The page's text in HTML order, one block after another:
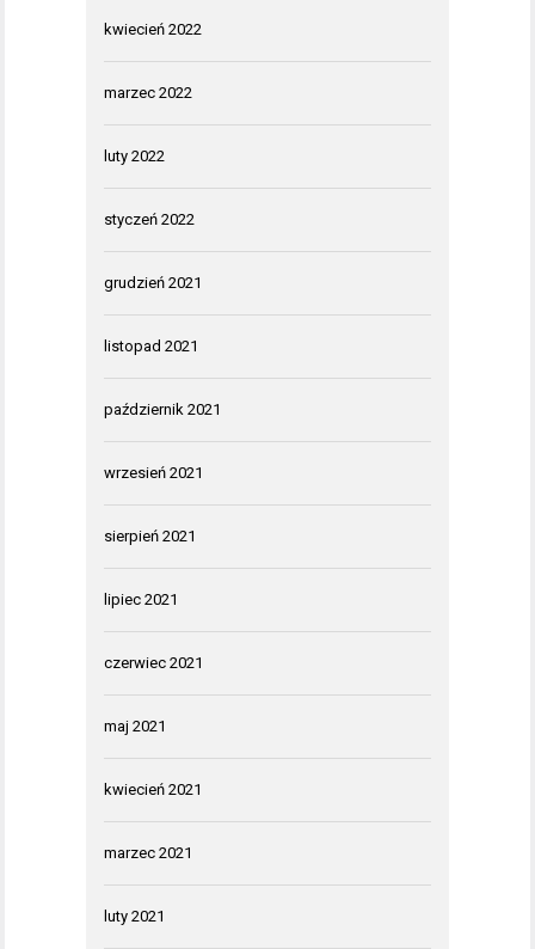
kwiecień 2022
marzec 2022
luty 2022
styczeń 2022
grudzień 2021
listopad 2021
październik 2021
wrzesień 2021
sierpień 2021
lipiec 2021
czerwiec 2021
maj 2021
kwiecień 2021
marzec 2021
luty 2021